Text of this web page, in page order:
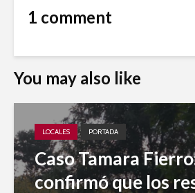
1 comment
You may also like
LOCALES PORTADA
Caso Tamara
confirmó que los